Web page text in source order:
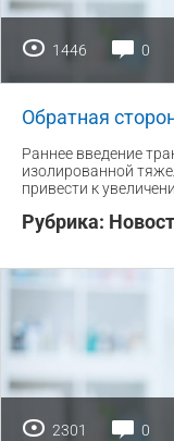
1446 0
Обратная
Раннее введение
изолированной
привести к
Рубрика:
2301 0